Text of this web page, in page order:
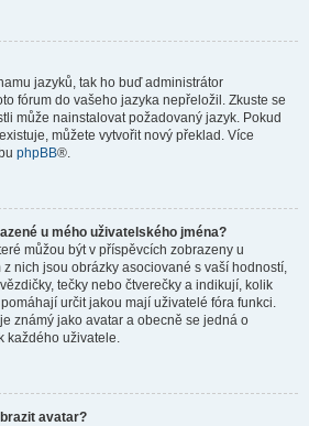
jazyků, tak ho buď administrátor
fórum do vašeho jazyka nepřeložil. Zkuste se
může nainstalovat požadovaný jazyk. Pokud
můžete vytvořit nový překlad. Více
phpBB®.
u mého uživatelského jména?
můžou být v příspěvcích zobrazeny u
nich jsou obrázky asociované s vaší hodností,
tečky nebo čtverečky a indikují, kolik
určit jakou mají uživatelé fóra funkci.
známý jako avatar a obecně se jedná o
každého uživatele.
avatar?